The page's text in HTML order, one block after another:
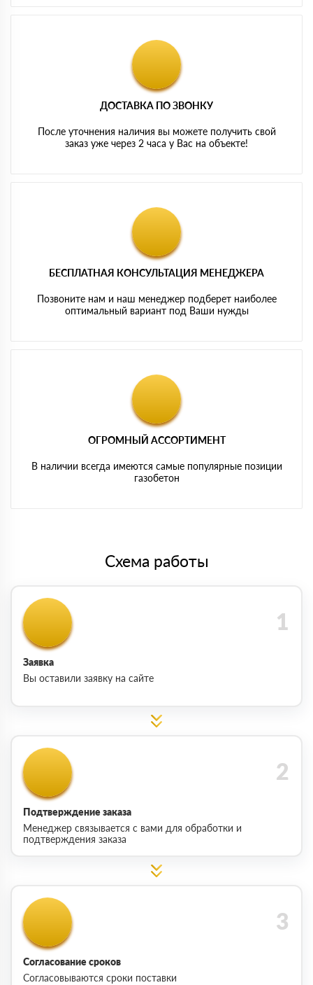
ДОСТАВКА ПО ЗВОНКУ
После уточнения наличия вы можете получить свой
заказ уже через 2 часа у Вас на объекте!
БЕСПЛАТНАЯ КОНСУЛЬТАЦИЯ МЕНЕДЖЕРА
Позвоните нам и наш менеджер подберет наиболее
оптимальный вариант под Ваши нужды
ОГРОМНЫЙ АССОРТИМЕНТ
В наличии всегда имеются самые популярные позиции
газобетон
Схема работы
Заявка
Вы оставили заявку на сайте
Подтверждение заказа
Менеджер связывается с вами для обработки и
подтверждения заказа
Согласование сроков
Согласовываются сроки поставки